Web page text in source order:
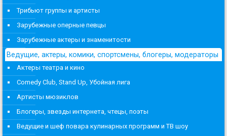
Трибьют группы и артисты
Зарубежные оперные певцы
Зарубежные актеры и знаменитости
Ведущие, актеры, комики, спортсмены, блогеры, модераторы
Актеры театра и кино
Comedy Club, Stand Up, Убойная лига
Артисты мюзиклов
Блогеры, звезды интернета, чтецы, поэты
Ведущие и шеф повара кулинарных программ и ТВ шоу